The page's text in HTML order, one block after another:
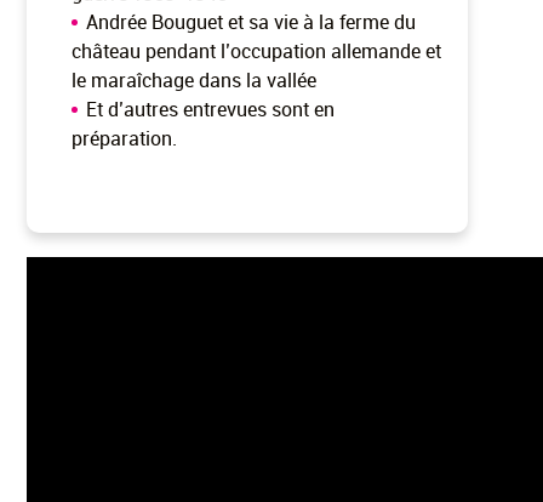
Andrée Bouguet et sa vie à la ferme du
château pendant l’occupation allemande et
le maraîchage dans la vallée
Et d’autres entrevues sont en
préparation.